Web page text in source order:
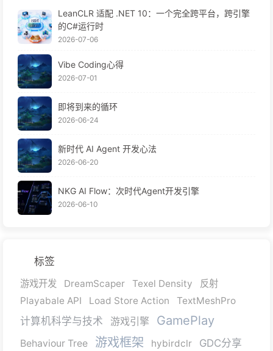
LeanCLR 适配 .NET 10：一个完全跨平台，跨引擎
的C#运行时
2026-07-06
Vibe Coding心得
2026-07-01
即将到来的循环
2026-06-24
新时代 AI Agent 开发心法
2026-06-20
NKG AI Flow：次时代Agent开发引擎
2026-06-10
标签
游戏开发 DreamScaper Texel Density
反射
Playabale API
Load Store Action TextMeshPro
计算机科学与技术 游戏引擎 GamePlay
Behaviour Tree 游戏框架 hybirdclr GDC分享